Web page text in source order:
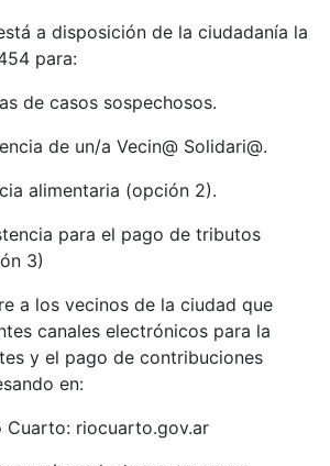
a disposición de la ciudadanía la
para:
de casos sospechosos.
de un/a Vecin@ Solidari@.
alimentaria (opción 2).
para el pago de tributos
3)
a los vecinos de la ciudad que
canales electrónicos para la
y el pago de contribuciones
en:
Cuarto: riocuarto.gov.ar